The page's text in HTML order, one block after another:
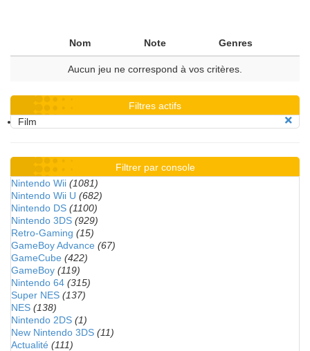
Nom Note Genres
Aucun jeu ne correspond à vos critères.
Filtres actifs
Film
Filtrer par console
Nintendo Wii (1081)
Nintendo Wii U (682)
Nintendo DS (1100)
Nintendo 3DS (929)
Retro-Gaming (15)
GameBoy Advance (67)
GameCube (422)
GameBoy (119)
Nintendo 64 (315)
Super NES (137)
NES (138)
Nintendo 2DS (1)
New Nintendo 3DS (11)
Actualité (111)